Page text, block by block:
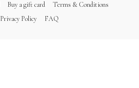
Buy a gift card
Terms & Conditions
Privacy Policy
FAQ